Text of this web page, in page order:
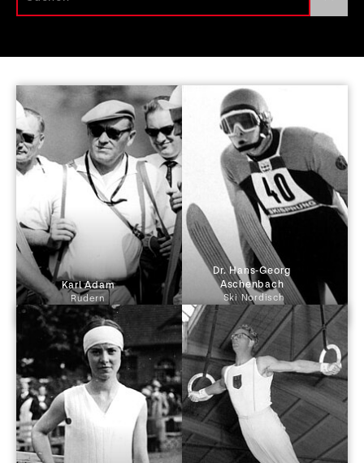
Karl Adam
Rudern
Dr. Hans-Georg
Aschenbach
Ski Nordisch